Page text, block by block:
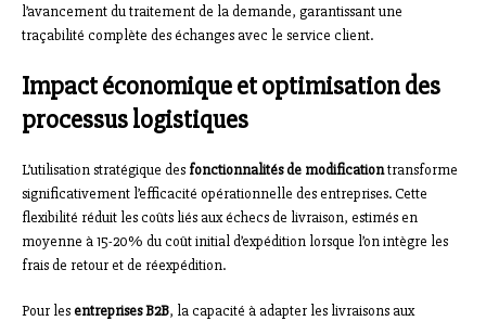
l’avancement du traitement de la demande, garantissant une
traçabilité complète des échanges avec le service client.
Impact économique et optimisation des
processus logistiques
L’utilisation stratégique des fonctionnalités de modificationtransforme
significativement l’efficacité opérationnelle des entreprises. Cette
flexibilité réduit les coûts liés aux échecs de livraison, estimés en
moyenne à 15-20% du coût initial d’expédition lorsque l’on intègre les
frais de retour et de réexpédition.
Pour lesentreprises B2B, la capacité à adapter les livraisons aux